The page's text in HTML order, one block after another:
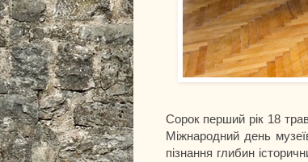
Сорок перший рік 18
Міжнародний день
пізнання глибин